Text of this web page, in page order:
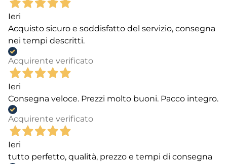
Ieri
Acquisto sicuro e soddisfatto del servizio, consegna
nei tempi descritti.
Acquirente verificato
Ieri
Consegna veloce. Prezzi molto buoni. Pacco integro.
Acquirente verificato
Ieri
tutto perfetto, qualità, prezzo e tempi di consegna